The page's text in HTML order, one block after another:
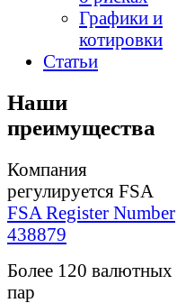
Графики и
котировки
Статьи
Наши
преимущества
Компания
регулируется FSA
FSA Register Number
438879
Более 120 валютных
пар